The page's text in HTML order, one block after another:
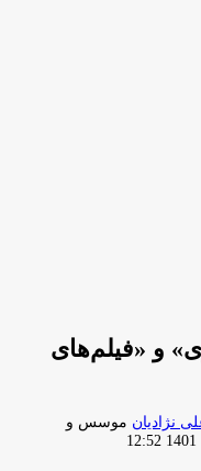
و «فیلم‌های
موسس و